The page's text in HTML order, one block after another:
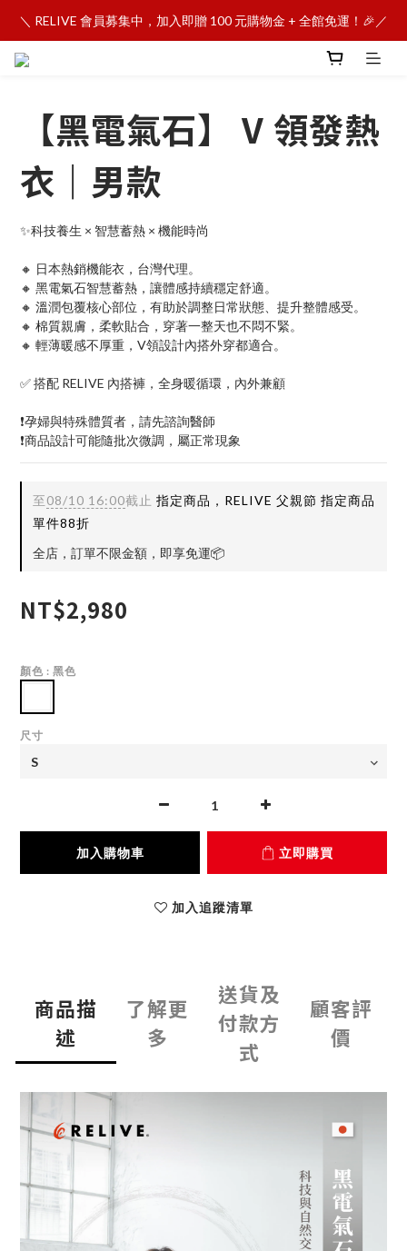
＼ RELIVE 會員募集中，加入即贈 100 元購物金 + 全館免運！🎉／
【黑電氣石】 V 領發熱
衣｜男款
✨科技養生 × 智慧蓄熱 × 機能時尚
🔸 日本熱銷機能衣，台灣代理。
🔸 黑電氣石智慧蓄熱，讓體感持續穩定舒適。
🔸 溫潤包覆核心部位，有助於調整日常狀態、提升整體感受。
🔸 棉質親膚，柔軟貼合，穿著一整天也不悶不緊。
🔸 輕薄暖感不厚重，V領設計內搭外穿都適合。
✅ 搭配 RELIVE 內搭褲，全身暖循環，內外兼顧
❗孕婦與特殊體質者，請先諮詢醫師
❗商品設計可能隨批次微調，屬正常現象
至08/10 16:00截止 指定商品，RELIVE 父親節 指定商品
單件88折
全店，訂單不限金額，即享免運📦️
NT$2,980
顏色 : 黑色
尺寸
加入購物車 立即購買
加入追蹤清單
商品描
述
了解更
多
送貨及
付款方
式
顧客評
價